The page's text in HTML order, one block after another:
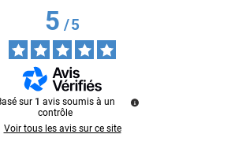
5/5
sur 1 avis soumis à un
contrôle
Voir tous les avis sur ce site